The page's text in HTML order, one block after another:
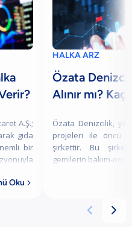
A.Ş.;
gıda
bir
Oku 
HALKA ARZ
Özata
Alınır mı?
Özata Denizcilik,
projeleri ile öncü
şirkettir. Bu
gemilerin bakım-
 